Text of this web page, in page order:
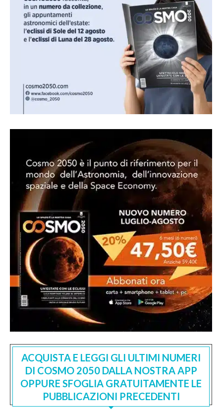
ACQUISTA E LEGGI GLI ULTIMI NUMERI
DI COSMO 2050 DALLA NOSTRA APP
OPPURE SFOGLIA GRATUITAMENTE LE
PUBBLICAZIONI PRECEDENTI